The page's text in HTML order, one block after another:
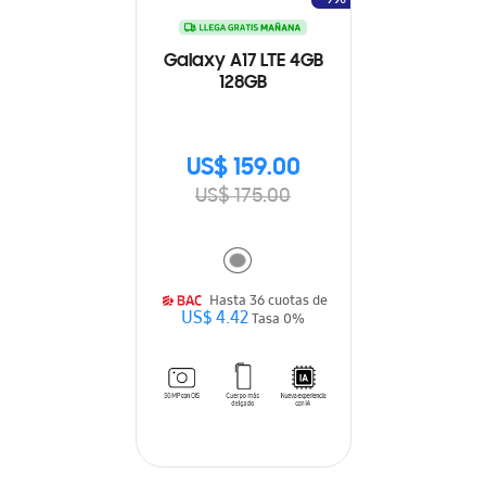
Galaxy A17 LTE 4GB
128GB
US$ 159.00
US$ 175.00
Hasta 36 cuotas de
US$ 4.42Tasa 0%